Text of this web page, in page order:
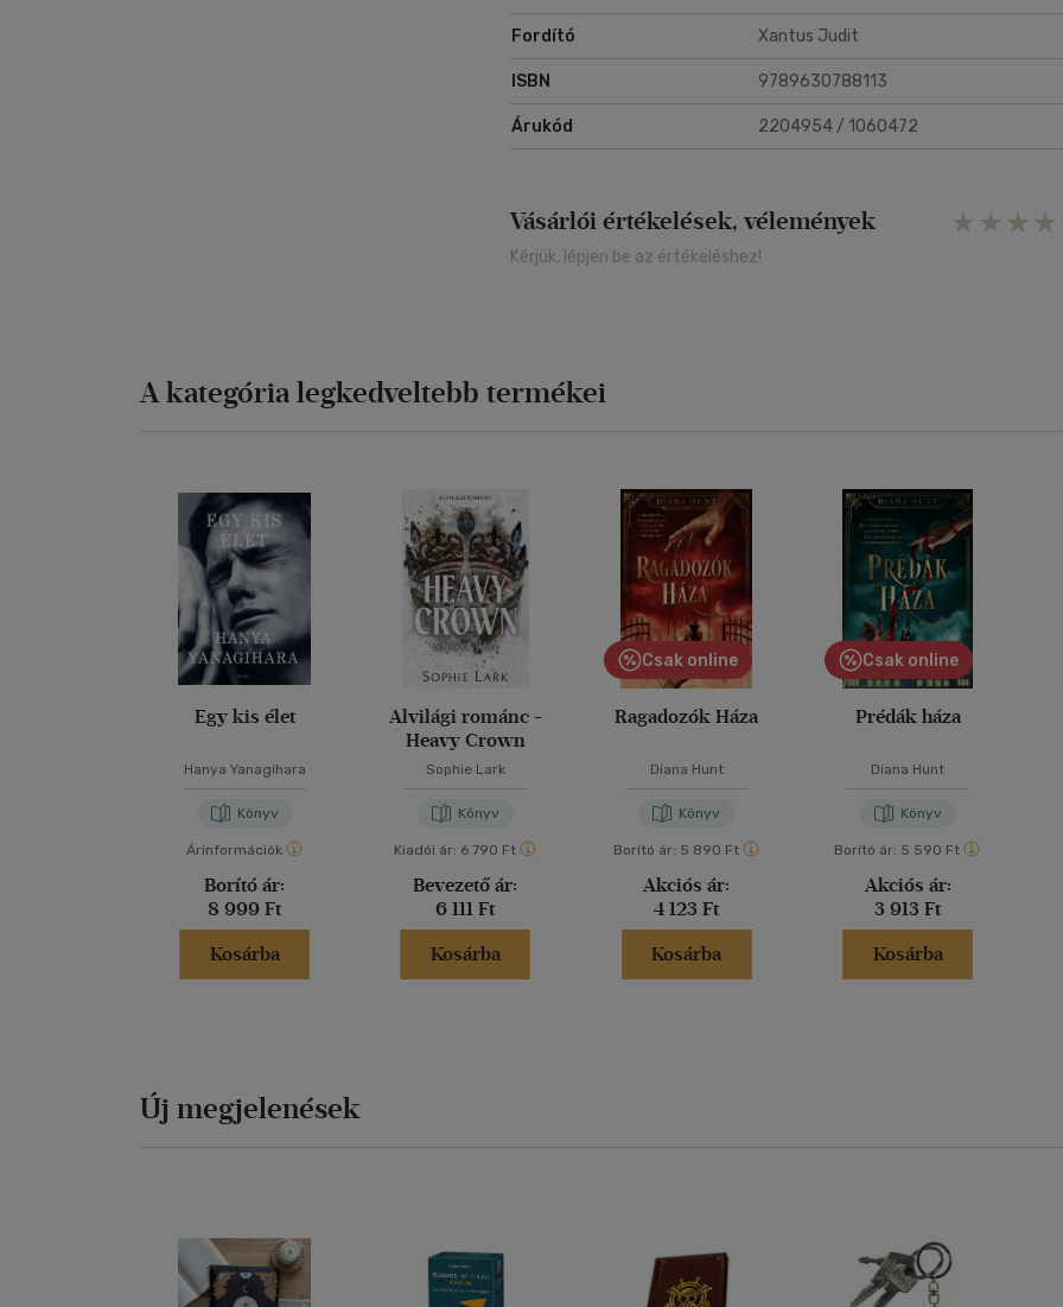
Fordító Xantus Judit
ISBN 9789630788113
Árukód 2204954 / 1060472
Vásárlói értékelések, vélemények
Kérjük, lépjen be az értékeléshez!
A kategória legkedveltebb termékei
Egy kis élet
Hanya Yanagihara
Könyv
Árinformációk
Borító ár:
8 999 Ft
Kosárba
Alvilági románc -
Heavy Crown
Sophie Lark
Könyv
Kiadói ár: 6 790 Ft
Bevezető ár:
6 111 Ft
Kosárba
Csak online
Ragadozók Háza
Diana Hunt
Könyv
Borító ár: 5 890 Ft
Akciós ár:
4 123 Ft
Kosárba
Csak online
Prédák háza
Diana Hunt
Könyv
Borító ár: 5 590 Ft
Akciós ár:
3 913 Ft
Kosárba
Új megjelenések